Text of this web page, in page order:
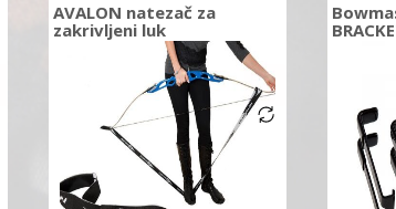
AVALON natezač za
zakrivljeni luk